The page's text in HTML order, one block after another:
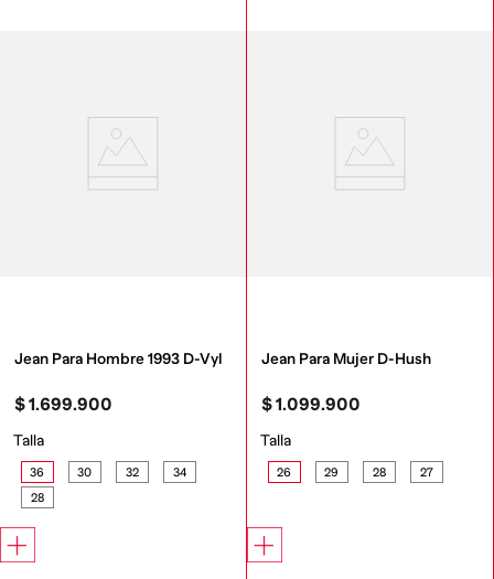
Jean Para Hombre 1993 D-Vyl
$1.699.900
Talla
36 30 32
34
28
Jean Para Mujer D-Hush
$1.099.900
Talla
26 29 28 27